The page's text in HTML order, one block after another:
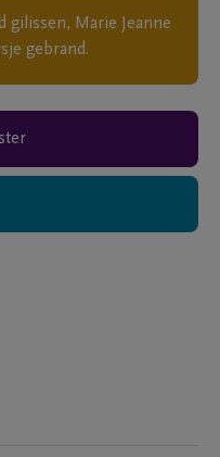
gilissen, Marie Jeanne
gebrand.